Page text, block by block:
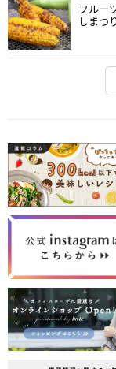
フルー
しまつ